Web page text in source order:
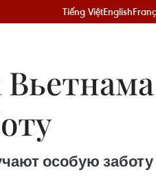
Tiếng ViệtEnglish
особую заботу